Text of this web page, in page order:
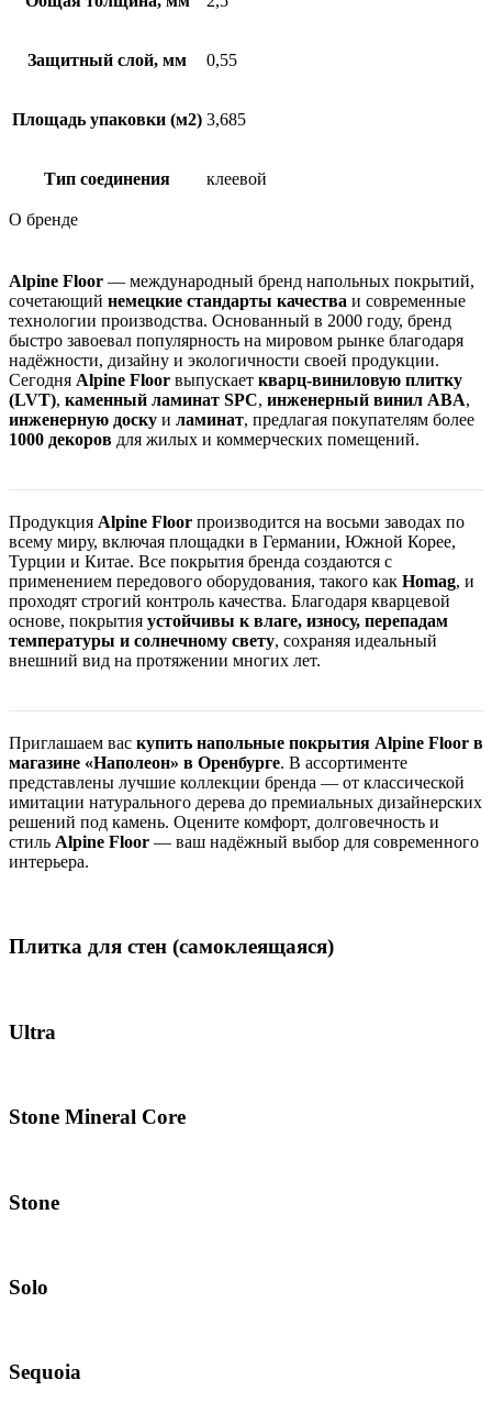
Защитный слой, мм 0,55
Площадь упаковки (м2) 3,685
Тип соединения клеевой
О бренде
Alpine Floor — международный бренд напольных покрытий,
сочетающий немецкие стандарты качества и современные
технологии производства. Основанный в 2000 году, бренд
быстро завоевал популярность на мировом рынке благодаря
надёжности, дизайну и экологичности своей продукции.
Сегодня Alpine Floor выпускает кварц-виниловую плитку
(LVT), каменный ламинат SPC, инженерный винил ABA,
инженерную доску и ламинат, предлагая покупателям более
1000 декоров для жилых и коммерческих помещений.
Продукция Alpine Floor производится на восьми заводах по
всему миру, включая площадки в Германии, Южной Корее,
Турции и Китае. Все покрытия бренда создаются с
применением передового оборудования, такого как Homag, и
проходят строгий контроль качества. Благодаря кварцевой
основе, покрытия устойчивы к влаге, износу, перепадам
температуры и солнечному свету, сохраняя идеальный
внешний вид на протяжении многих лет.
Приглашаем вас купить напольные покрытия Alpine Floor в
магазине «Наполеон» в Оренбурге. В ассортименте
представлены лучшие коллекции бренда — от классической
имитации натурального дерева до премиальных дизайнерских
решений под камень. Оцените комфорт, долговечность и
стиль Alpine Floor — ваш надёжный выбор для современного
интерьера.
Плитка для стен (самоклеящаяся)
Ultra
Stone Mineral Core
Stone
Solo
Sequoia